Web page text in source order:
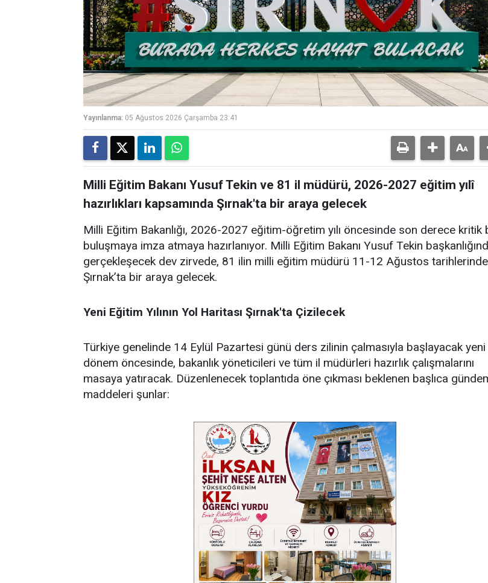
Yayınlanma: 05 Ağustos 2026 Çarşamba 23:41
Milli Eğitim Bakanı Yusuf Tekin ve 81 il müdürü, 2026-2027 eğitim yılî
hazırlıkları kapsamında Şırnak'ta bir araya gelecek
Milli Eğitim Bakanlığı, 2026-2027 eğitim-öğretim yılı öncesinde son derece kritik
buluşmaya imza atmaya hazırlanıyor. Milli Eğitim Bakanı Yusuf Tekin
gerçekleşecek dev zirvede, 81 ilin milli eğitim müdürü 11-12 Ağustos tarihlerinde
Şırnak’ta bir araya gelecek.
Yeni Eğitim Yılının Yol Haritası Şırnak'ta Çizilecek
​Türkiye genelinde 14 Eylül Pazartesi günü ders zilinin çalmasıyla başlayacak yeni
dönem öncesinde, bakanlık yöneticileri ve tüm il müdürleri hazırlık çalışmalarını
masaya yatıracak. Düzenlenecek toplantıda öne çıkması beklenen başlıca
maddeleri şunlar: